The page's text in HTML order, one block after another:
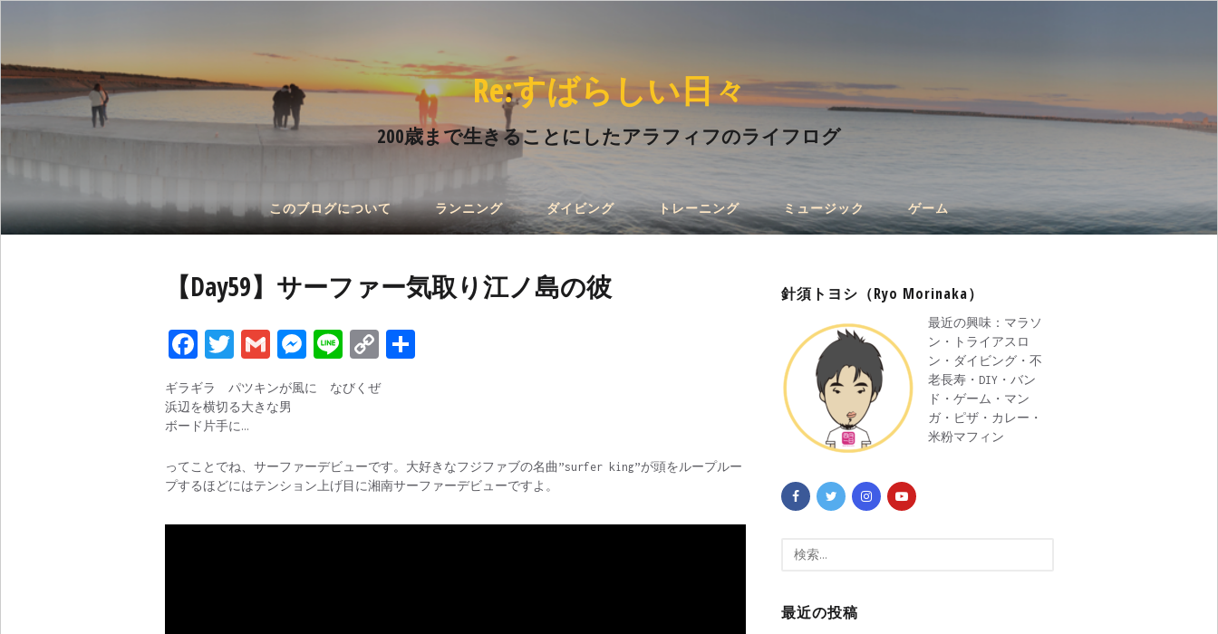
Re:すばらしい日々
200歳まで生きることにしたアラフィフのライフログ
このブログについて ランニング ダイビング トレーニング ミュージック ゲーム
【Day59】サーファー気取り江ノ島の彼
Facebook
Twitter
GmailMessenger
LineCopy
ギラギラ パツキンが風に なびくぜ
浜辺を横切る大きな男
ボード片手に…
ってことでね、サーファーデビューです。大好きなフジファブの名曲”surfer king”が頭をループルー
プするほどにはテンション上げ目に湘南サーファーデビューですよ。
針須トヨシ（Ryo Morinaka）
最近の興味：マラソ
ン・トライアスロ
ン・ダイビング・不
老長寿・DIY・バン
ド・ゲーム・マン
ガ・ピザ・カレー・
米粉マフィン
最近の投稿